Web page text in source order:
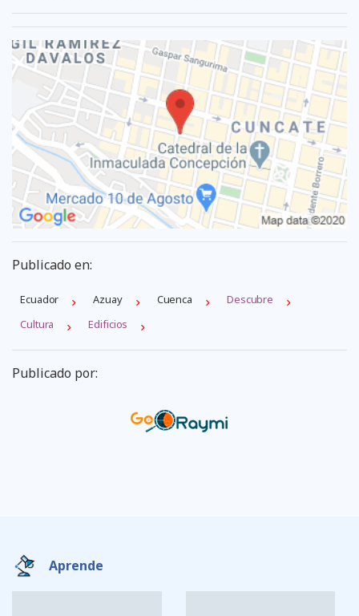
Publicado en:
Ecuador Azuay Cuenca
Descubre
Cultura
Edificios
Publicado por:
Aprende